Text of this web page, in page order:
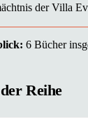
der Villa
6 Bücher
Reihe